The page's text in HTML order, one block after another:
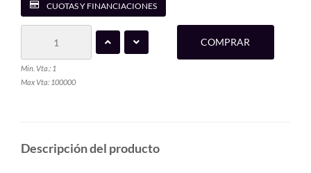
CUOTAS Y FINANCIACIONES
Min. Vta.: 1
Max Vta: 100000
COMPRAR
Descripción del producto